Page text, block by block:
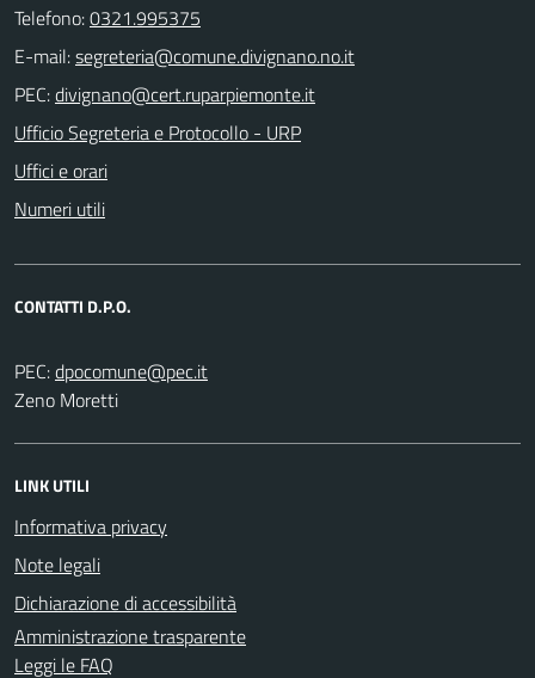
Telefono:0321.995375
E-mail:
PEC:
Ufficio Segreteria e Protocollo - URP
Uffici e orari
Numeri utili
CONTATTI D.P.O.
PEC:
Zeno Moretti
LINK UTILI
Informativa privacy
Note legali
Dichiarazione di accessibilità
Amministrazione trasparente
Leggi le FAQ